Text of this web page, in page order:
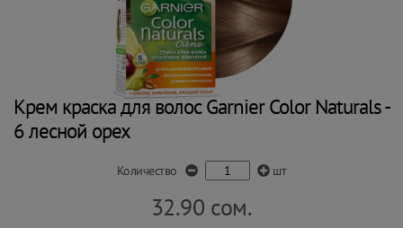
Крем краска для волос Garnier Color Naturals -
6 лесной орех
Количество шт
32.90 сом.